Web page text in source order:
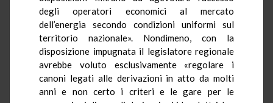
degli operatori economici al mercato
dell’energia secondo condizioni uniformi sul
territorio nazionale». Nondimeno, con la
disposizione impugnata il legislatore regionale
avrebbe voluto esclusivamente «regolare i
canoni legati alle derivazioni in atto da molti
anni e non certo i criteri e le gare per le